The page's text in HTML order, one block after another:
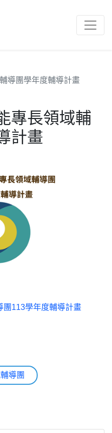
導團學年度輔導計畫
專長領域輔
計畫
團113學年度輔導計畫
導團